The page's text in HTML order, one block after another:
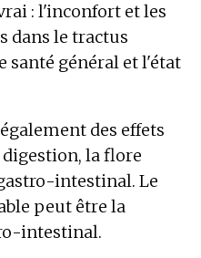
: l'inconfort et les
dans le tractus
santé général et l'état
des effets
la flore
intestinal. Le
peut être la
intestinal.